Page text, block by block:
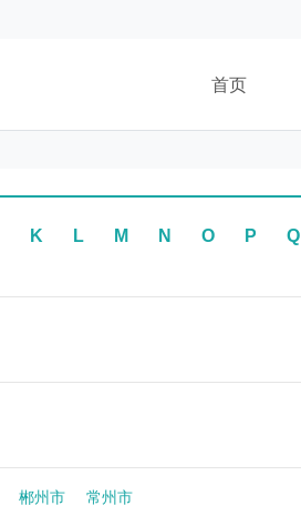
首页
K L M N O P Q
郴州市 常州市